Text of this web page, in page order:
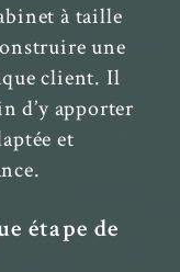
à taille
une
client. Il
d’y apporter
et
étape de